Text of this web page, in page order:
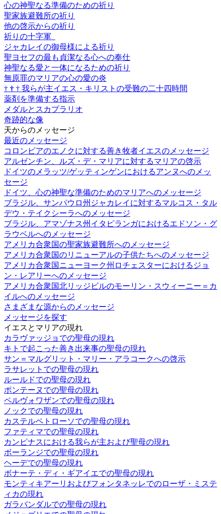
心の神聖なる準備のための祈り
聖家族避難所の祈り
他の啓示からの祈り
祈りの十字軍
ジャカレイの御母様による祈り
聖ヨセフの最も貞潔なる心への奉仕
神聖なる愛と一体になるための祈り
無原罪のマリアの心の愛の炎
† † † 我らが主イエス・キリストの受難の二十四時間
薬剤を準備する指示
メダルとスカプラリオ
奇跡的な像
天からのメッセージ
最近のメッセージ
コロンビアのエノクに対する善き牧者イエスのメッセージ
アルゼンチン、ルズ・デ・マリアに対するマリアの啓示
ドイツのメラッツ/ゲッティンゲンにおけるアンヌへのメッ
セージ
ドイツ、心の神聖な準備のためのマリアへのメッセージ
ブラジル、サンパウロ州ジャカレイに対するマルコス・タル
デウ・テイクシーラへのメッセージ
ブラジル、アマゾナス州イタピランガにおけるエドソン・グ
ラウベルへのメッセージ
アメリカ合衆国の聖家族避難所へのメッセージ
アメリカ合衆国のリニューアルの子供たちへのメッセージ
アメリカ合衆国ニューヨーク州ロチェスターにおけるジョ
ン・レアリーへのメッセージ
アメリカ合衆国北リッジビルのモーリン・スウィーニー＝カ
イルへのメッセージ
さまざまな源からのメッセージ
メッセージを探す
イエスとマリアの現れ
カラヴァッジョでの聖母の現れ
キトで起こった善き出来事の聖母の現れ
サン＝マルグリット・マリー・アラコークへの啓示
ラサレットでの聖母の現れ
ルールドでの聖母の現れ
ポンテーヌでの聖母の現れ
ペルヴォワザンでの聖母の現れ
ノックでの聖母の現れ
カステルペトローソでの聖母の現れ
ファティマでの聖母の現れ
カンピナスにおける我らが主および聖母の現れ
ボーランジでの聖母の現れ
ヘーデでの聖母の現れ
ボナーテ・ディ・ギアイエでの聖母の現れ
モンティキアーリおよびフォンタネッレでのローザ・ミステ
ィカの現れ
ガラバンダルでの聖母の現れ